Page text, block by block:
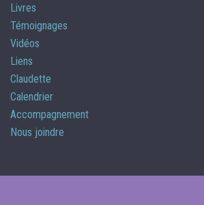
Livres
Témoignages
Vidéos
Liens
Claudette
Calendrier
Accompagnement
Nous joindre